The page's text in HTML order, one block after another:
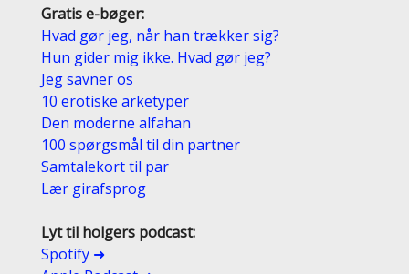
Gratis e-bøger:
Hvad gør jeg, når han trækker sig?
Hun gider mig ikke. Hvad gør jeg?
Jeg savner os
10 erotiske arketyper
Den moderne alfahan
100 spørgsmål til din partner
Samtalekort til par
Lær girafsprog
Lyt til holgers podcast:
Spotify ➜